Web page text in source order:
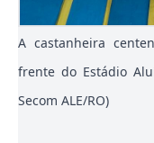
A castanheira
frente do Estádio
Secom ALE/RO)